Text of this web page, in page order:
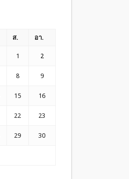
ส. อา.
1 2
8 9
15 16
22 23
29 30